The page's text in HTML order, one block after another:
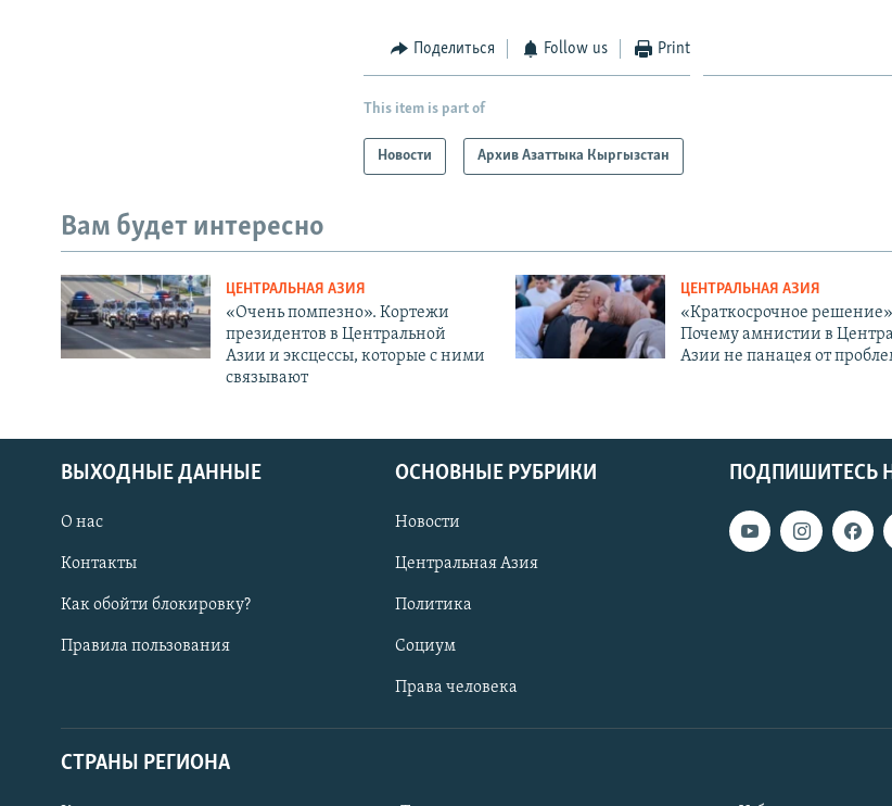
Поделиться Follow us Print
This item is part of
Новости Архив Азаттыка Кыргызстан
Вам будет интересно
ЦЕНТРАЛЬНАЯ АЗИЯ
«Очень помпезно». Кортежи
президентов в Центральной
Азии и эксцессы, которые с ними
связывают
ЦЕНТРАЛЬНАЯ АЗИЯ
«Краткосрочное
Почему амнистии в
Азии не панацея от
ПОДПИШИТЕСЬ
ВЫХОДНЫЕ ДАННЫЕ
О нас
Контакты
Как обойти блокировку?
Правила пользования
ОСНОВНЫЕ РУБРИКИ
Новости
Центральная Азия
Политика
Социум
Права человека
СТРАНЫ РЕГИОНА